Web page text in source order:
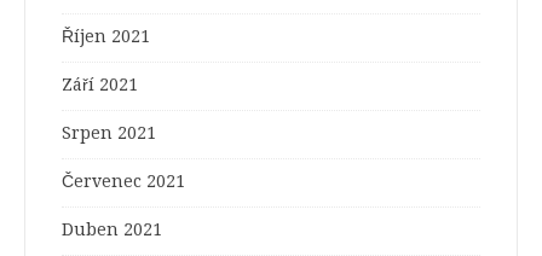
Říjen 2021
Září 2021
Srpen 2021
Červenec 2021
Duben 2021